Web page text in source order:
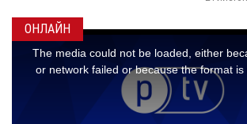
ОНЛАЙН